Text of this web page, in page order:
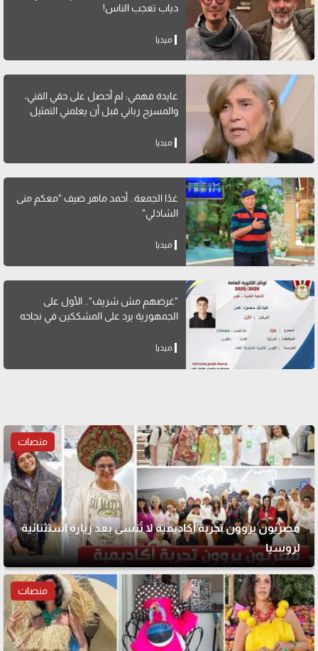
دياب تعجب الناس!
ميديا
عايدة فهمي: لم أحصل على حقي الفني،
والمسرح رباني قبل أن يعلمني التمثيل
ميديا
غدًا الجمعة.. أحمد ماهر ضيف "معكم منى
الشاذلي"
ميديا
"غرضهم مش شريف".. الأول على
الجمهورية يرد على المشككين في نجاحه
ميديا
منصات
مصريون يروون تجربة أكاديمية لا تُنسى بعد زيارة استثنائية
لروسيا
منصات